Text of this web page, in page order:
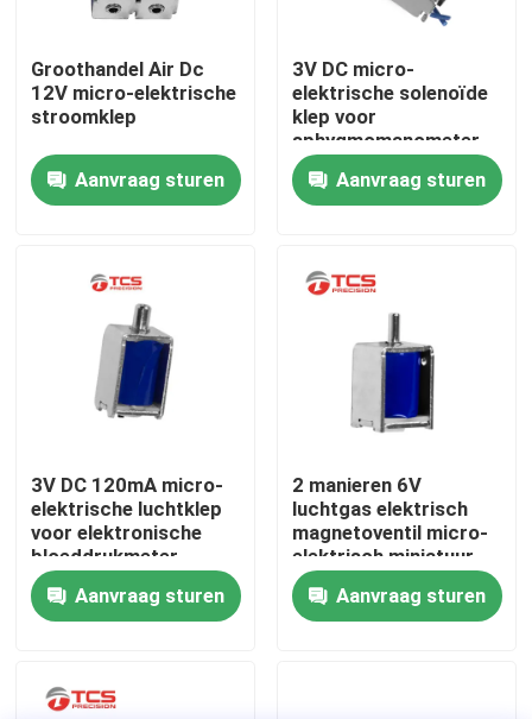
Producten
VR-show
Fabriekstocht
Kwaliteitscontrole
Neem contact met ons op
Nieuws
Bloggen
Groothandel Air Dc
12V micro-elektrische
stroomklep
Aanvraag sturen
3V DC micro-
elektrische solenoïde
klep voor
sphygmomanometer
Aanvraag sturen
3V DC 120mA micro-
elektrische luchtklep
voor elektronische
bloeddrukmeter
medische monitor
Aanvraag sturen
2 manieren 6V
luchtgas elektrisch
magnetoventil micro-
elektrisch miniatuur
60mA
Aanvraag sturen